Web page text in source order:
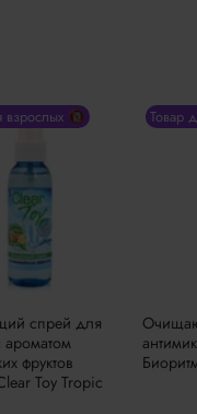
взрослых 🔞
спрей для
ароматом
фруктов
Toy Tropic
Товар